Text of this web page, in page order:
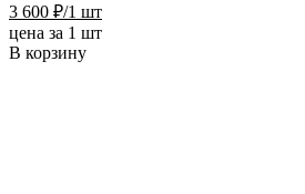
3 600 ₽/1 шт
цена за 1 шт
В корзину